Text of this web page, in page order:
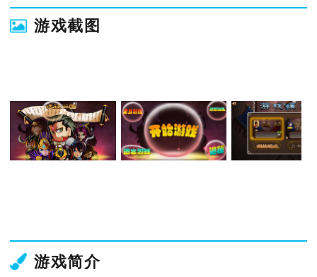
游戏截图
游戏简介